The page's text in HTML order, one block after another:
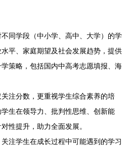
不同学段（中小学、高中、大学）的学
平、家庭期望及社会发展趋势，提供
策略，包括国内中高考志愿填报、海
关注分数，更重视学生综合素养的培
生在领导力、批判性思维、创新能
性提升，助力全面发展。
关注学生在成长过程中可能遇到的学习